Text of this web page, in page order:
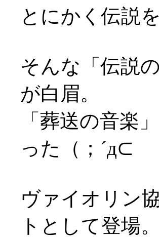
とにかく伝説
そんな「伝説
が白眉。
「葬送の音楽
った（；´д⊂
ヴァイオリン
トとして登場。